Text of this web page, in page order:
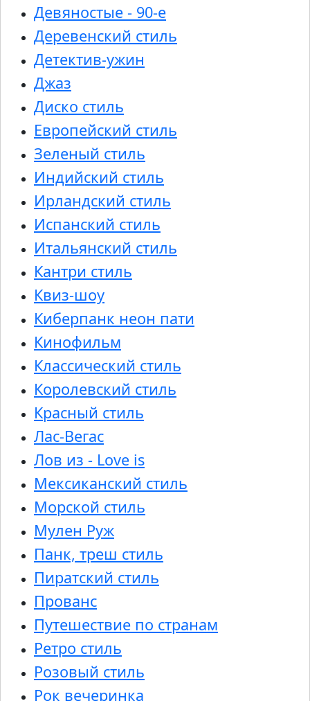
Девяностые - 90-е
Деревенский стиль
Детектив-ужин
Джаз
Диско стиль
Европейский стиль
Зеленый стиль
Индийский стиль
Ирландский стиль
Испанский стиль
Итальянский стиль
Кантри стиль
Квиз-шоу
Киберпанк неон пати
Кинофильм
Классический стиль
Королевский стиль
Красный стиль
Лас-Вегас
Лов из - Love is
Мексиканский стиль
Морской стиль
Мулен Руж
Панк, треш стиль
Пиратский стиль
Прованс
Путешествие по странам
Ретро стиль
Розовый стиль
Рок вечеринка